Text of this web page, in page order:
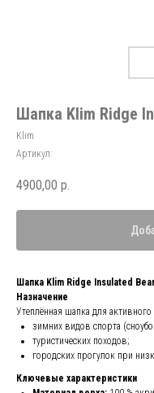
Шапка Klim Ridge
Klim
Артикул:
4900,00 р.
Шапка Klim Ridge Insulated
Назначение
Утеплённая шапка для
зимних видов спорта
туристических походов;
городских прогулок при
Ключевые характеристики